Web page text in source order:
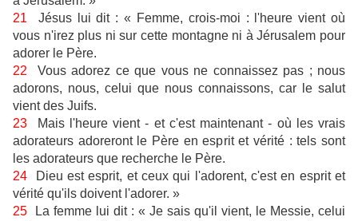
21 Jésus lui dit : « Femme, crois-moi : l'heure vient où
vous n'irez plus ni sur cette montagne ni à Jérusalem pour
adorer le Père.
22 Vous adorez ce que vous ne connaissez pas ; nous
adorons, nous, celui que nous connaissons, car le salut
vient des Juifs.
23
Mais l'heure vient - et c'est maintenant - où les vrais
adorateurs adoreront le Père en esprit et vérité : tels sont
les adorateurs que recherche le Père.
24
Dieu est esprit, et ceux qui l'adorent, c'est en esprit et
vérité qu'ils doivent l'adorer. »
25
La femme lui dit : « Je sais qu'il vient, le Messie, celui